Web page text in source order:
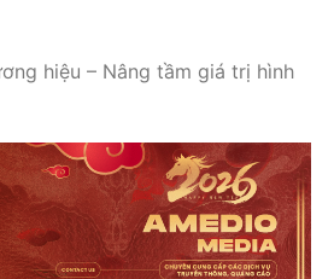
hiệu – Nâng tầm giá trị hình